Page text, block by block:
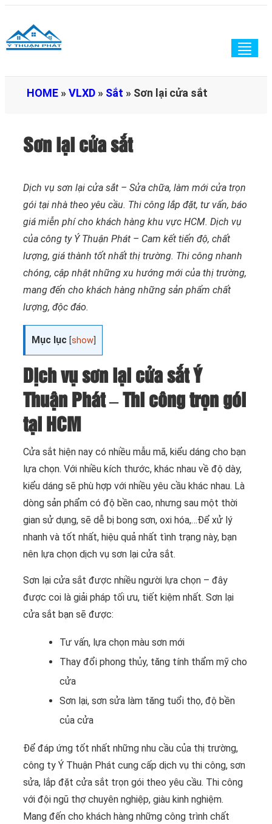
HOME »VLXD » Sắt » Sơn lại cửa sắt
Sơn lại cửa sắt
Dịch vụ sơn lại cửa sắt – Sửa chữa, làm mới cửa trọn
gói tại nhà theo yêu cầu. Thi công lắp đặt, tư vấn, báo
giá miễn phí cho khách hàng khu vực HCM. Dịch vụ
của công ty Ý Thuận Phát – Cam kết tiến độ, chất
lượng, giá thành tốt nhất thị trường. Thi công nhanh
chóng, cập nhật những xu hướng mới của thị trường,
mang đến cho khách hàng những sản phẩm chất
lượng, độc đáo.
Mục lục [show
Dịch vụ sơn lại cửa sắt Ý
Thuận Phát – Thi công trọn gói
tại HCM
Cửa sắt hiện nay có nhiều mẫu mã, kiểu dáng cho bạn
lựa chọn. Với nhiều kích thước, khác nhau về độ dày,
kiểu dáng sẽ phù hợp với nhiều yêu cầu khác nhau. Là
dòng sản phẩm có độ bền cao, nhưng sau một thời
gian sử dụng, sẽ dễ bị bong sơn, oxi hóa,…Để xử lý
nhanh và tốt nhất, hiệu quả nhất tình trạng này, bạn
nên lựa chọn dịch vụ sơn lại cửa sắt.
Sơn lại cửa sắt được nhiều người lựa chọn – đây
được coi là giải pháp tối ưu, tiết kiệm nhất. Sơn lại
cửa sắt bạn sẽ được:
Tư vấn, lựa chọn màu sơn mới
Thay đổi phong thủy, tăng tính thẩm mỹ cho
cửa
Sơn lại, sơn sửa làm tăng tuổi thọ, độ bền
của cửa
Để đáp ứng tốt nhất những nhu cầu của thị trường,
công ty Ý Thuận Phát cung cấp dịch vụ thi công, sơn
sửa, lắp đặt cửa sắt trọn gói theo yêu cầu. Thi công
với đội ngũ thợ chuyên nghiệp, giàu kinh nghiệm.
Mang đến cho khách hàng những công trình chất